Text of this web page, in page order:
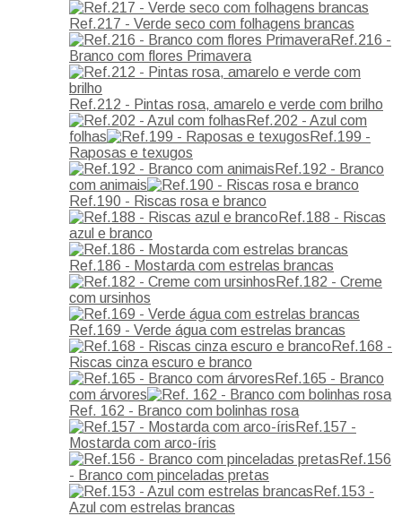
Ref.217 - Verde seco com folhagens brancas
Ref.216 -
Branco com flores Primavera
Ref.212 - Pintas rosa, amarelo e verde com brilho
Ref.202 - Azul com
folhas
Ref.199 -
Raposas e texugos
Ref.192 - Branco
com animais
Ref.190 - Riscas rosa e branco
Ref.188 - Riscas
azul e branco
Ref.186 - Mostarda com estrelas brancas
Ref.182 - Creme
com ursinhos
Ref.169 - Verde água com estrelas brancas
Ref.168 -
Riscas cinza escuro e branco
Ref.165 - Branco
com árvores
Ref. 162 - Branco com bolinhas rosa
Ref.157 -
Mostarda com arco-íris
Ref.156
- Branco com pinceladas pretas
Ref.153 -
Azul com estrelas brancas